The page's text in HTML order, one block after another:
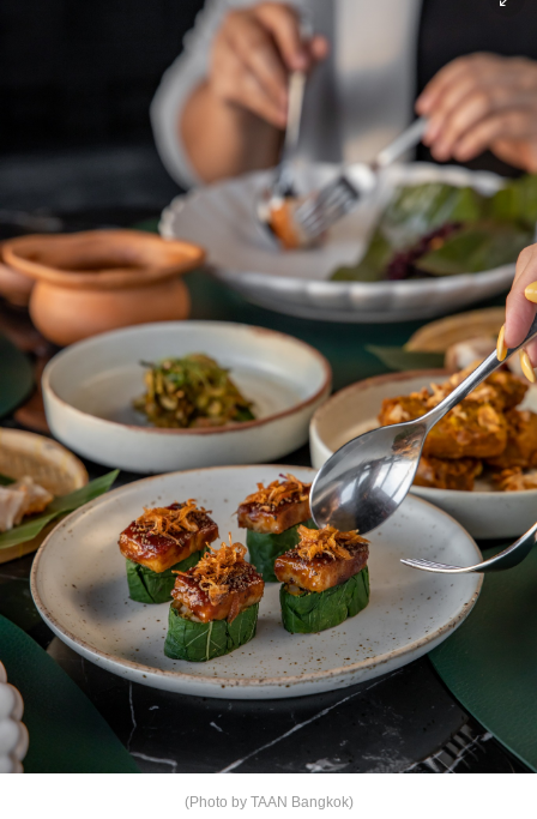
(Photo by TAAN Bangkok)